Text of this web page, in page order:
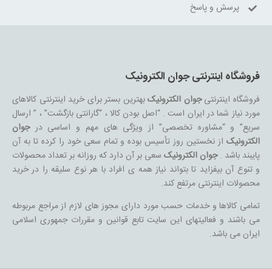
پرسش و پاسخ
فروشگاه اینترنتی جوان الکترونیک
فروشگاه اینترنتیجوان الکترونیکبهترین بستر برای خرید اینترنتی کالاهای
مورد نیاز شما در ایران است . “اصل بودن کالا ، “گارانتی بازگشت” ، ” ارسال
سریع” و “مشاوره تخصصی” از ویژگی های مهم و اساسی درجوان
الکترونیکاز نخستین روز تأسیس بوده و تمام سعی خود را کرده تا به آن
پایبند باشد .جوان الکترونیکسعی بر آن دارد که روزانه بر تعداد محصولات
و تنوع آن بیفزاید تا بتواند نیاز همه ی افراد با هر نوع سلیقه را در خرید
محصولات اینترنتی مرتفع کند.
تمامی کالاها و خدمات حسب مورد دارای مجوز های لازم از مراجع مربوطه
می باشند و فعالیتهای این سایت تابع قوانین و مقررات جمهوری اسلامی
ایران می باشد.